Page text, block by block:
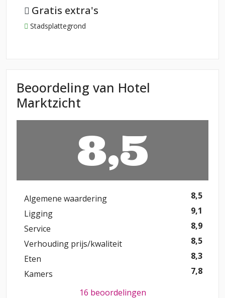
Gratis extra's
Stadsplattegrond
Beoordeling van Hotel
Marktzicht
8,5
Algemene waardering
8,5
Ligging
9,1
Service
8,9
Verhouding prijs/kwaliteit
8,5
Eten
8,3
Kamers
7,8
16 beoordelingen